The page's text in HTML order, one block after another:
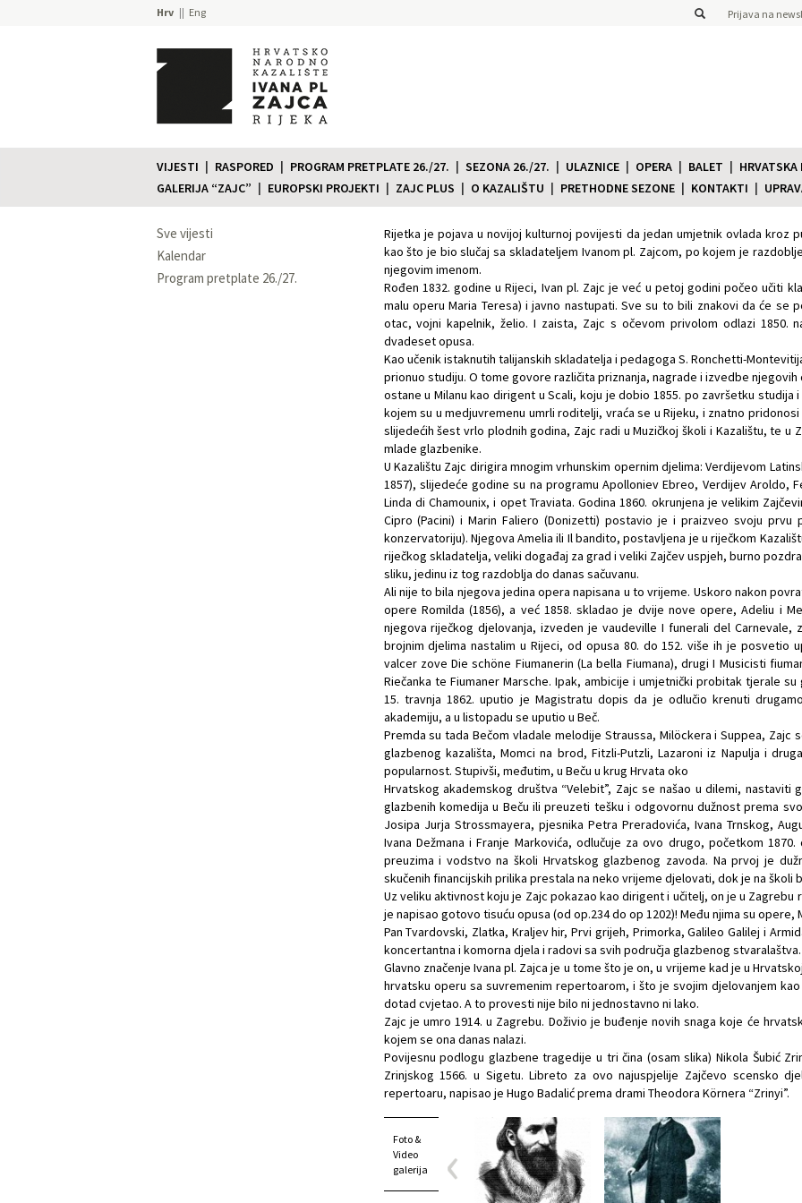
Hrv Eng Prijava na
VIJESTI RASPORED PROGRAM PRETPLATE 26./27. SEZONA 26./27. ULAZNICE OPERA BALET
HRVATSKA
GALERIJA “ZAJC”
EUROPSKI PROJEKTI ZAJC PLUS O KAZALIŠTU PRETHODNE SEZONE KONTAKTI
Sve vijesti
Kalendar
Program pretplate 26./27.
Rijetka je pojava u novijoj kulturnoj povijesti da jedan umjetnik ovlada kroz
kao što je bio slučaj sa skladateljem Ivanom pl. Zajcom, po kojem je
njegovim imenom.
Rođen 1832. godine u Rijeci, Ivan pl. Zajc je već u petoj godini počeo učiti
malu operu Maria Teresa) i javno nastupati. Sve su to bili znakovi da će
otac, vojni kapelnik, želio. I zaista, Zajc s očevom privolom odlazi 1850.
dvadeset opusa.
Kao učenik istaknutih talijanskih skladatelja i pedagoga S. Ronchetti-
prionuo studiju. O tome govore različita priznanja, nagrade i izvedbe njegovih
ostane u Milanu kao dirigent u Scali, koju je dobio 1855. po završetku
kojem su u medjuvremenu umrli roditelji, vraća se u Rijeku, i znatno
slijedećih šest vrlo plodnih godina, Zajc radi u Muzičkoj školi i Kazalištu, te
mlade glazbenike.
U Kazalištu Zajc dirigira mnogim vrhunskim opernim djelima: Verdijevom
1857), slijedeće godine su na programu Apolloniev Ebreo, Verdijev Aroldo,
Linda di Chamounix, i opet Traviata. Godina 1860. okrunjena je velikim
Cipro (Pacini) i Marin Faliero (Donizetti) postavio je i praizveo svoju prvu
konzervatoriju). Njegova Amelia ili Il bandito, postavljena je u riječkom
riječkog skladatelja, veliki događaj za grad i veliki Zajčev uspjeh, burno
sliku, jedinu iz tog razdoblja do danas sačuvanu.
Ali nije to bila njegova jedina opera napisana u to vrijeme. Uskoro nakon
opere Romilda (1856), a već 1858. skladao je dvije nove opere, Adeliu i
njegova riječkog djelovanja, izveden je vaudeville I funerali del Carnevale,
brojnim djelima nastalim u Rijeci, od opusa 80. do 152. više ih je posvetio
valcer zove Die schöne Fiumanerin (La bella Fiumana), drugi I Musicisti
Riečanka te Fiumaner Marsche. Ipak, ambicije i umjetnički probitak tjerale
15. travnja 1862. uputio je Magistratu dopis da je odlučio krenuti
akademiju, a u listopadu se uputio u Beč.
Premda su tada Bečom vladale melodije Straussa, Milöckera i Suppea,
glazbenog kazališta, Momci na brod, Fitzli-Putzli, Lazaroni iz Napulja i
popularnost. Stupivši, međutim, u Beču u krug Hrvata oko
Hrvatskog akademskog društva “Velebit”, Zajc se našao u dilemi,
glazbenih komedija u Beču ili preuzeti tešku i odgovornu dužnost prema
Josipa Jurja Strossmayera, pjesnika Petra Preradovića, Ivana Trnskog,
Ivana Dežmana i Franje Markovića, odlučuje za ovo drugo, početkom
preuzima i vodstvo na školi Hrvatskog glazbenog zavoda. Na prvoj je
skučenih financijskih prilika prestala na neko vrijeme djelovati, dok je na školi
Uz veliku aktivnost koju je Zajc pokazao kao dirigent i učitelj, on je u
je napisao gotovo tisuću opusa (od op.234 do op 1202)! Među njima su opere,
Pan Tvardovski, Zlatka, Kraljev hir, Prvi grijeh, Primorka, Galileo Galilej i
koncertantna i komorna djela i radovi sa svih područja glazbenog stvaralaštva.
Glavno značenje Ivana pl. Zajca je u tome što je on, u vrijeme kad je u
hrvatsku operu sa suvremenim repertoarom, i što je svojim djelovanjem
dotad cvjetao. A to provesti nije bilo ni jednostavno ni lako.
Zajc je umro 1914. u Zagrebu. Doživio je buđenje novih snaga koje će
kojem se ona danas nalazi.
Povijesnu podlogu glazbene tragedije u tri čina (osam slika) Nikola Šubić
Zrinjskog 1566. u Sigetu. Libreto za ovo najuspjelije Zajčevo scensko
repertoaru, napisao je Hugo Badalić prema drami Theodora Körnera “Zrinyi”.
Foto &
Video
galerija